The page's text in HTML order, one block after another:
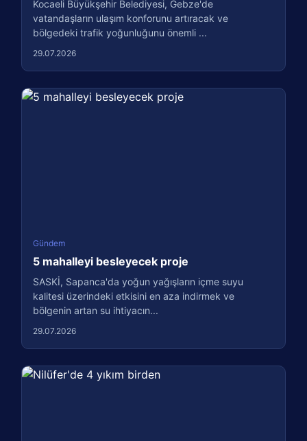
Kocaeli Büyükşehir Belediyesi, Gebze'de
vatandaşların ulaşım konforunu artıracak ve
bölgedeki trafik yoğunluğunu önemli ...
29.07.2026
Gündem
5 mahalleyi besleyecek proje
SASKİ, Sapanca'da yoğun yağışların içme suyu
kalitesi üzerindeki etkisini en aza indirmek ve
bölgenin artan su ihtiyacın...
29.07.2026